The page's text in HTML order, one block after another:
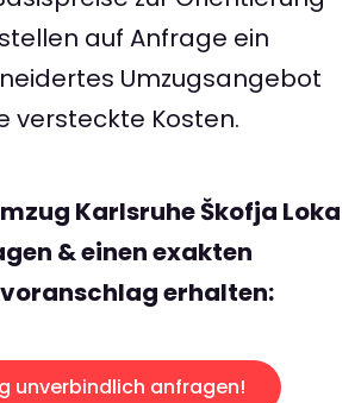
auf Anfrage ein
Umzugsangebot
versteckte Kosten.
Karlsruhe Škofja Loka
& einen exakten
erhalten:
unverbindlich anfragen!